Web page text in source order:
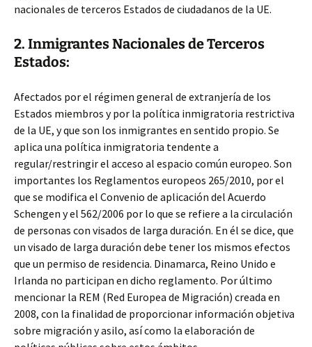
nacionales de terceros Estados de ciudadanos de la UE.
2. Inmigrantes Nacionales de Terceros
Estados:
Afectados por el régimen general de extranjería de los
Estados miembros y por la política inmigratoria restrictiva
de la UE, y que son los inmigrantes en sentido propio. Se
aplica una política inmigratoria tendente a
regular/restringir el acceso al espacio común europeo. Son
importantes los Reglamentos europeos 265/2010, por el
que se modifica el Convenio de aplicación del Acuerdo
Schengen y el 562/2006 por lo que se refiere a la circulación
de personas con visados de larga duración. En él se dice, que
un visado de larga duración debe tener los mismos efectos
que un permiso de residencia. Dinamarca, Reino Unido e
Irlanda no participan en dicho reglamento. Por último
mencionar la REM (Red Europea de Migración) creada en
2008, con la finalidad de proporcionar información objetiva
sobre migración y asilo, así como la elaboración de